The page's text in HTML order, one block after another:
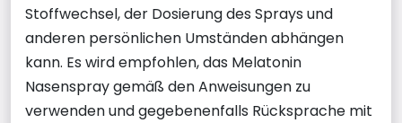
Stoffwechsel, der Dosierung des Sprays und
anderen persönlichen Umständen abhängen
kann. Es wird empfohlen, das Melatonin
Nasenspray gemäß den Anweisungen zu
verwenden und gegebenenfalls Rücksprache mit